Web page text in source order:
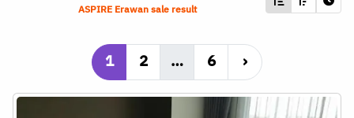
ASPIRE Erawan sale result
1 2 … 6 ›